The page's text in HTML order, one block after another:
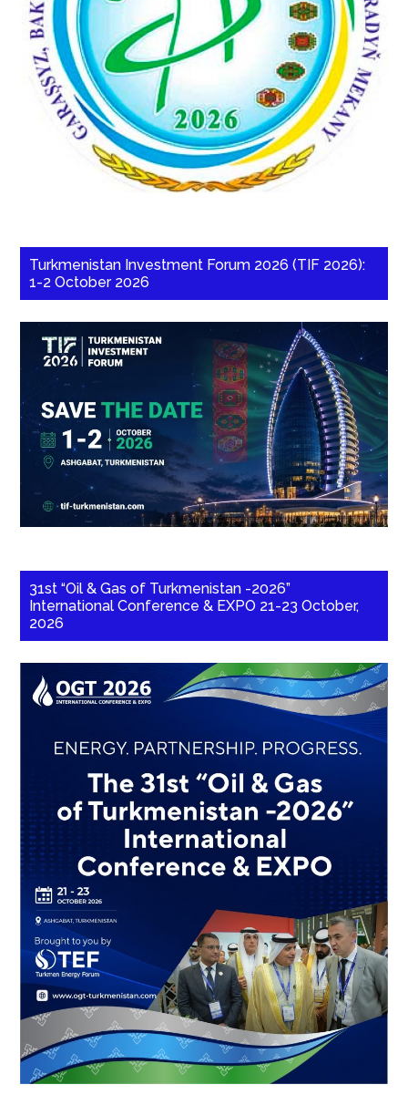
Turkmenistan Investment Forum 2026 (TIF 2026):
1-2 October 2026
31st “Oil & Gas of Turkmenistan -2026”
International Conference & EXPO 21-23 October,
2026